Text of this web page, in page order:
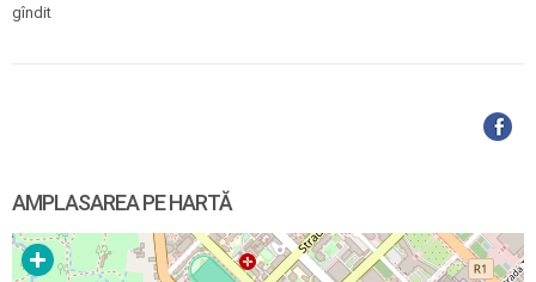
gîndit
AMPLASAREA PE HARTĂ